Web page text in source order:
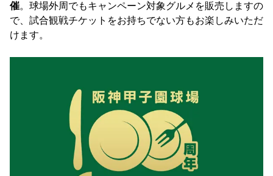
催。球場外周でもキャンペーン対象グルメを販売しますの
で、試合観戦チケットをお持ちでない方もお楽しみいただ
けます。